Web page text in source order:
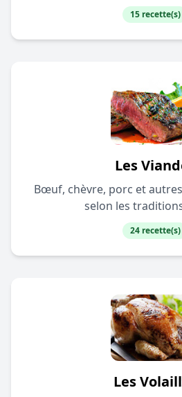
15 recette(s)
Les
Bœuf, chèvre, porc et
selon les
24 recette(s)
Les